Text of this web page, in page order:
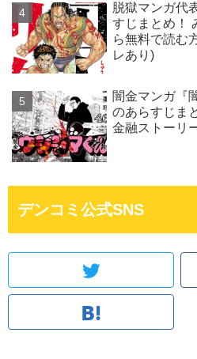
脱獄マンガ代
すじまとめ！
ら無料で読む
レあり)
闇金マンガ『
のあらすじま
金融ストーリ
デンコミ公式SNS